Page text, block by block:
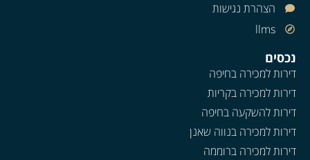
הצהרת נגישות
llms
נכסים
דירות למכירה בחיפה
דירות למכירה בקריות
דירות להשקעה בחיפה
דירות למכירה בנווה שאנן
דירות למכירה ברוממה